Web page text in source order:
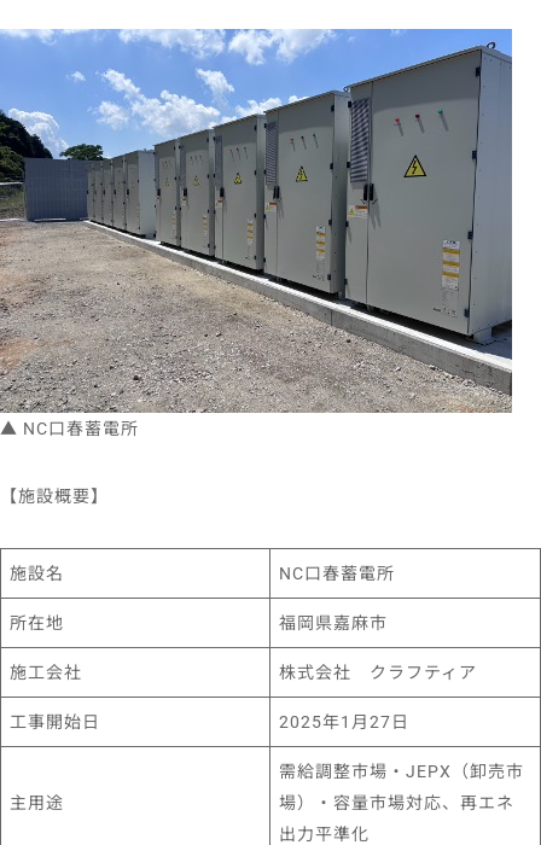
▲ NC口春蓄電所
【施設概要】
施設名 NC口春蓄電所
所在地 福岡県嘉麻市
施工会社 株式会社 クラフティア
工事開始日 2025年1月27日
主用途
需給調整市場・JEPX（卸売市
場）・容量市場対応、再エネ
出力平準化